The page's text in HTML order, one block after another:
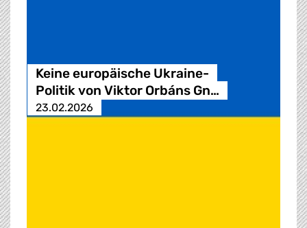
Keine europäische Ukraine-
Politik von Viktor Orbáns Gn…
23.02.2026